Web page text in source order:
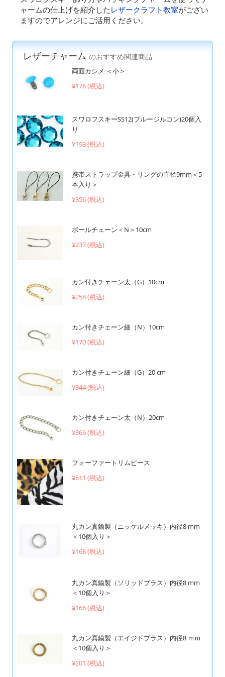
ャームの仕上げを紹介した レザークラフト教室がござい
ますのでアレンジにご活用ください。
レザーチャーム のおすすめ関連商品
両面カシメ ＜小＞
¥176 (税込)
スワロフスキーSS12(ブルージルコン)20個入
り
¥193 (税込)
携帯ストラップ金具・リングの直径9mm＜5
本入り＞
¥356 (税込)
ボールチェーン＜N＞10cm
¥237 (税込)
カン付きチェーン太（G）10cm
¥258 (税込)
カン付きチェーン細（N）10cm
¥170 (税込)
カン付きチェーン細（G）20 cm
¥344 (税込)
カン付きチェーン太（N）20cm
¥366 (税込)
フォーファートリムピース
¥511 (税込)
丸カン真鍮製（ニッケルメッキ）内径8 mm
＜10個入り＞
¥168 (税込)
丸カン真鍮製（ソリッドブラス）内径8 mm
＜10個入り＞
¥166 (税込)
丸カン真鍮製（エイジドブラス）内径8 ｍｍ
＜10個入り＞
¥201 (税込)